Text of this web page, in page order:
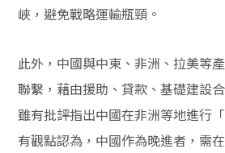
峽，避免戰略運輸瓶頸。
此外，中國與中東、非洲、拉美等
聯繫，藉由援助、貸款、基礎建設
雖有批評指出中國在非洲等地進行
有觀點認為，中國作為晚進者，需